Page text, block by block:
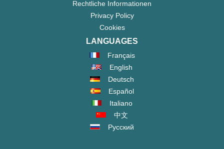
Rechtliche Informationen
Privacy Policy
Cookies
LANGUAGES
Français
English
Deutsch
Español
Italiano
中文
Русский